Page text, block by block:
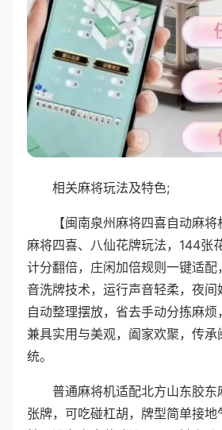
相关麻将玩法及特色;
【闽南泉州麻将四喜自动麻
麻将四喜、八仙花牌玩法，144张
计分翻倍，庄闲加倍规则一键适
音洗牌技术，运行声音轻柔，夜
自动整理摆放，省去手动分拣麻烦
兼具实用与美观，阖家欢聚，传
统。
普通麻将机适配北方山东胶
张牌，可吃碰杠胡，牌型简单接